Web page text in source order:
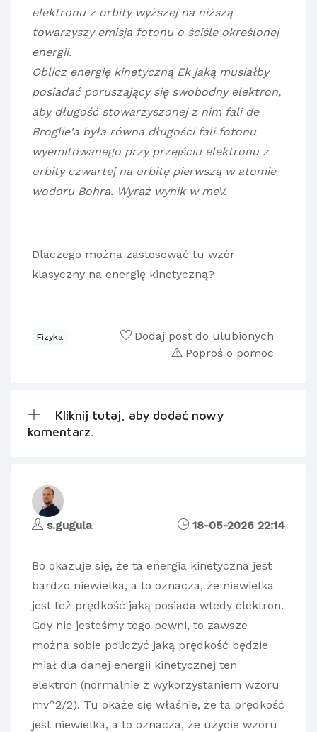
elektronu z orbity wyższej na niższą
towarzyszy emisja fotonu o ściśle określonej
energii.
Oblicz energię kinetyczną Ek jaką musiałby
posiadać poruszający się swobodny elektron,
aby długość stowarzyszonej z nim fali de
Broglie'a była równa długości fali fotonu
wyemitowanego przy przejściu elektronu z
orbity czwartej na orbitę pierwszą w atomie
wodoru Bohra. Wyraź wynik w meV.
Dlaczego można zastosować tu wzór
klasyczny na energię kinetyczną?
Fizyka
Dodaj post do ulubionych
Poproś o pomoc
Kliknij tutaj, aby dodać nowy
komentarz.
s.gugula 18-05-2026 22:14
Bo okazuje się, że ta energia kinetyczna jest
bardzo niewielka, a to oznacza, że niewielka
jest też prędkość jaką posiada wtedy elektron.
Gdy nie jesteśmy tego pewni, to zawsze
można sobie policzyć jaką prędkość będzie
miał dla danej energii kinetycznej ten
elektron (normalnie z wykorzystaniem wzoru
mv^2/2). Tu okaże się właśnie, że ta prędkość
jest niewielka, a to oznacza, że użycie wzoru